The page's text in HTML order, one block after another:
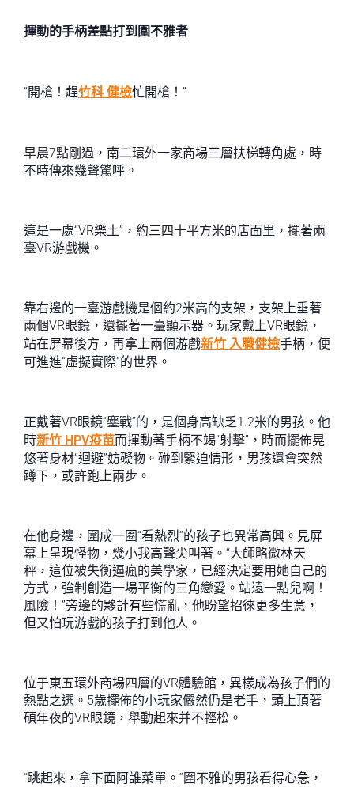
揮動的手柄差點打到圍不雅者
“開槍！趕竹科 健檢忙開槍！”
早晨7點剛過，南二環外一家商場三層扶梯轉角處，時
不時傳來幾聲驚呼。
這是一處“VR樂土”，約三四十平方米的店面里，擺著兩
臺VR游戲機。
靠右邊的一臺游戲機是個約2米高的支架，支架上垂著
兩個VR眼鏡，還擺著一臺顯示器。玩家戴上VR眼鏡，
站在屏幕後方，再拿上兩個游戲新竹 入職健檢手柄，便
可進進“虛擬實際”的世界。
正戴著VR眼鏡“鏖戰”的，是個身高缺乏1.2米的男孩。他
時新竹 HPV疫苗而揮動著手柄不竭“射擊”，時而擺佈晃
悠著身材“迴避”妨礙物。碰到緊迫情形，男孩還會突然
蹲下，或許跑上兩步。
在他身邊，圍成一圈“看熱烈”的孩子也異常高興。見屏
幕上呈現怪物，幾小我高聲尖叫著。“大師略微林天
秤，這位被失衡逼瘋的美學家，已經決定要用她自己的
方式，強制創造一場平衡的三角戀愛。站遠一點兒啊！
風險！”旁邊的夥計有些慌亂，他盼望招徠更多生意，
但又怕玩游戲的孩子打到他人。
位于東五環外商場四層的VR體驗館，異樣成為孩子們的
熱點之選。5歲擺佈的小玩家儼然仍是老手，頭上頂著
碩年夜的VR眼鏡，舉動起來并不輕松。
“跳起來，拿下面阿誰菜單。”圍不雅的男孩看得心急，